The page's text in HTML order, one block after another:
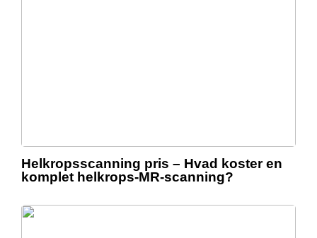
Helkropsscanning pris – Hvad koster en
komplet helkrops-MR-scanning?